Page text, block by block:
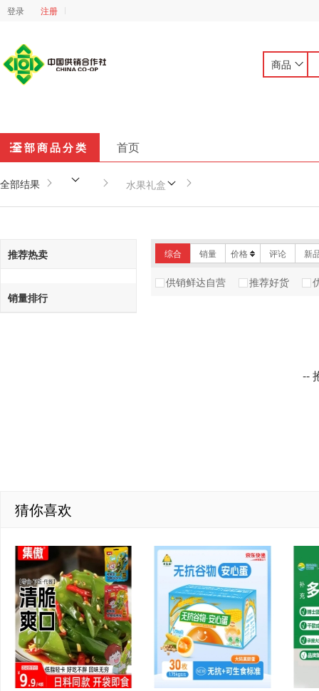
登录 注册
商品
全部商品分类 首页
全部结果 水果礼盒
推荐热卖
销量排行
综合 销量 价格 评论 新
供销鲜达自营 推荐好货
--
猜你喜欢